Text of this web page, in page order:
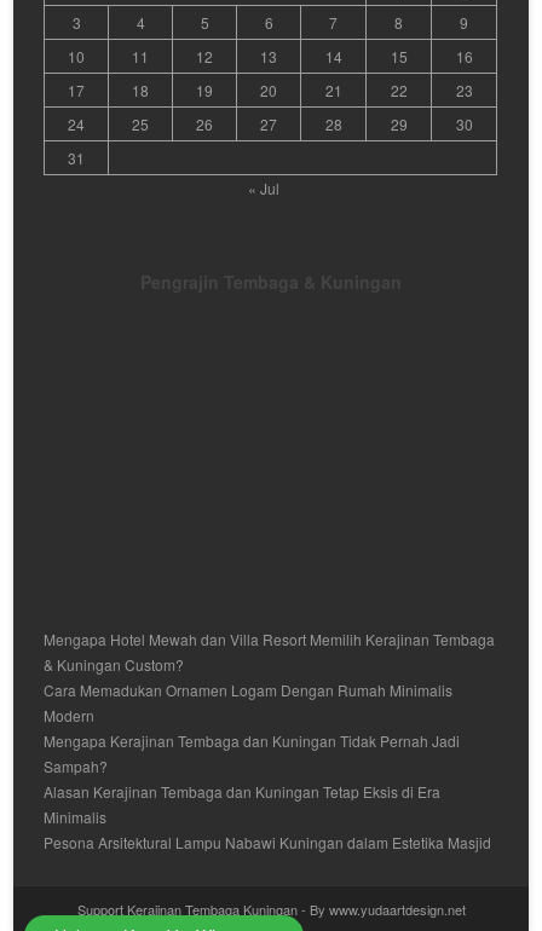
3
4 5 6 7 8
9
10
11 12 13 14 15
16
17
18 19 20 21 22
23
24
25 26 27 28 29
30
31
« Jul
Pengrajin Tembaga & Kuningan
Mengapa Hotel Mewah dan Villa Resort Memilih Kerajinan Tembaga
& Kuningan Custom?
Cara Memadukan Ornamen Logam Dengan Rumah Minimalis
Modern
Mengapa Kerajinan Tembaga dan Kuningan Tidak Pernah Jadi
Sampah?
Alasan Kerajinan Tembaga dan Kuningan Tetap Eksis di Era
Minimalis
Pesona Arsitektural Lampu Nabawi Kuningan dalam Estetika Masjid
Support Kerajinan Tembaga Kuningan - By www.yudaartdesign.net